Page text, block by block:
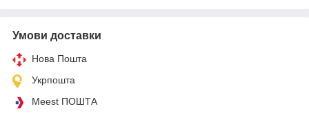
Умови доставки
Нова Пошта
Укрпошта
Meest ПОШТА